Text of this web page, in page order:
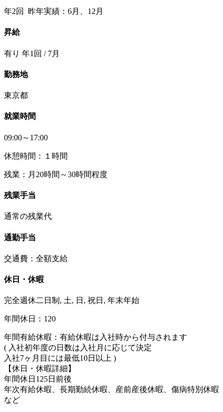
年2回 昨年実績：6月、12月
昇給
有り 年1回 / 7月
勤務地
東京都
就業時間
09:00～17:00
休憩時間：１時間
残業：月20時間～30時間程度
残業手当
通常の残業代
通勤手当
交通費：全額支給
休日・休暇
完全週休二日制, 土, 日, 祝日, 年末年始
年間休日：120
年間有給休暇：有給休暇は入社時から付与されます
( 入社初年度の日数は入社月に応じて決定
入社7ヶ月目には最低10日以上 )
【休日・休暇詳細】
年間休日125日前後
年次有給休暇、長期勤続休暇、産前産後休暇、傷病特別休暇
など